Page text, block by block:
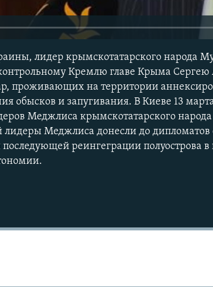
лидер крымскотатарского народа
Кремлю главе Крыма Сергею
проживающих на территории
обысков и запугивания. В Киеве 13
Меджлиса крымскотатарского
лидеры Меджлиса донесли до
реингеграции полуострова в